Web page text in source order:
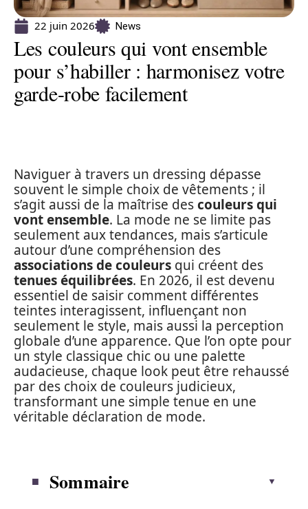
22 juin 2026 News
Les couleurs qui vont ensemble
pour s’habiller : harmonisez votre
garde-robe facilement
Naviguer à travers un dressing dépasse
souvent le simple choix de vêtements ; il
s’agit aussi de la maîtrise descouleurs qui
vont ensemble. La mode ne se limite pas
seulement aux tendances, mais s’articule
autour d’une compréhension des
associations de couleurs qui créent des
tenues équilibrées. En 2026, il est devenu
essentiel de saisir comment différentes
teintes interagissent, influençant non
seulement le style, mais aussi la perception
globale d’une apparence. Que l’on opte pour
un style classique chic ou une palette
audacieuse, chaque look peut être rehaussé
par des choix de couleurs judicieux,
transformant une simple tenue en une
véritable déclaration de mode.
Sommaire